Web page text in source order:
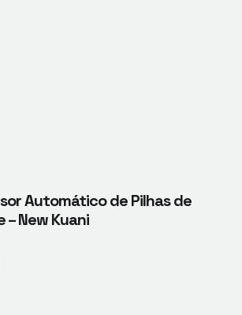
Automático de Pilhas de
– New Kuani